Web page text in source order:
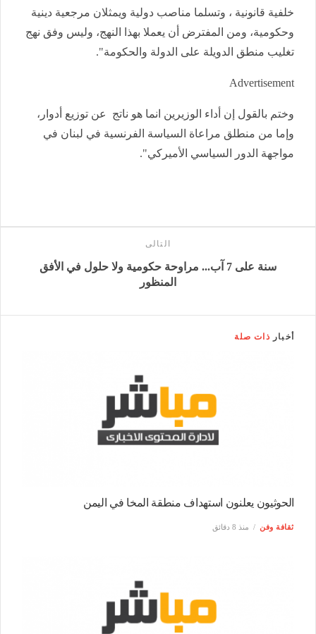
خلفية قانونية ، وتسلما مناصب دولية ويمثلان مرجعية دينية
وحكومية، ومن المفترض أن يعملا بهذا النهج، وليس وفق نهج
تغليب منطق الدويلة على الدولة والحكومة".
Advertisement
وختم بالقول إن أداء الوزيرين انما هو ناتج عن توزيع أدوار،
وإما من منطلق مراعاة السياسة الفرنسية في لبنان في
مواجهة الدور السياسي الأميركي".
التالى
سنة على 7 آب... مراوحة حكومية ولا حلول في الأفق
المنظور
أخبار ذات صلة
الحوثيون يعلنون استهداف منطقة المخا في اليمن
ثقافة وفن منذ 8 دقائق